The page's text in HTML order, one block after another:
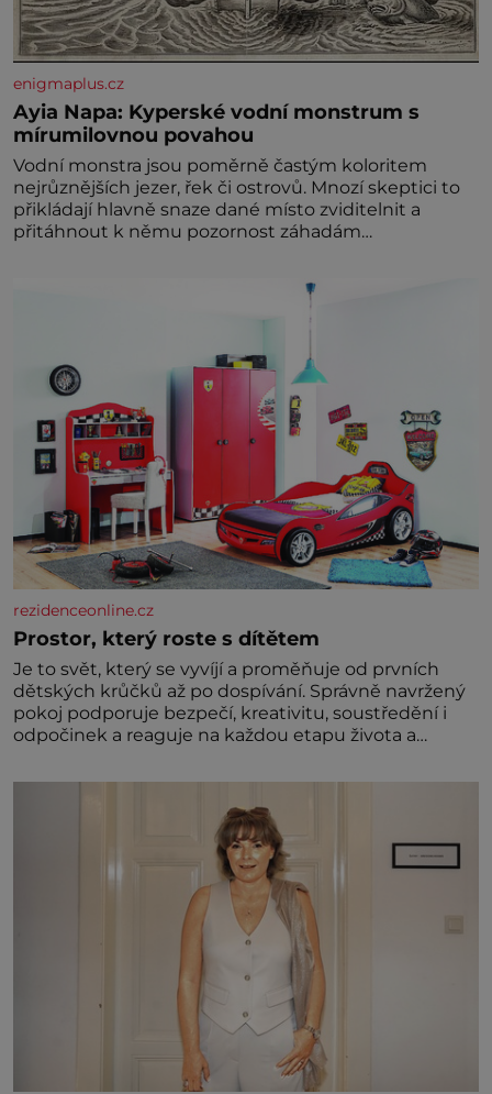
enigmaplus.cz
Ayia Napa: Kyperské vodní monstrum s
mírumilovnou povahou
Vodní monstra jsou poměrně častým koloritem
nejrůznějších jezer, řek či ostrovů. Mnozí skeptici to
přikládají hlavně snaze dané místo zviditelnit a
přitáhnout k němu pozornost záhadám
rezidenceonline.cz
Prostor, který roste s dítětem
Je to svět, který se vyvíjí a proměňuje od prvních
dětských krůčků až po dospívání. Správně navržený
pokoj podporuje bezpečí, kreativitu, soustředění i
odpočinek a reaguje na každou etapu života a
jednoduchost, měkkost a bezpečí, proto by pokoj